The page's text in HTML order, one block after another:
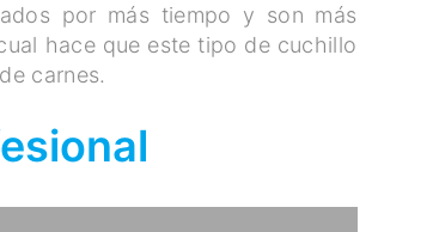
por más tiempo y son más
hace que este tipo de cuchillo
carnes.